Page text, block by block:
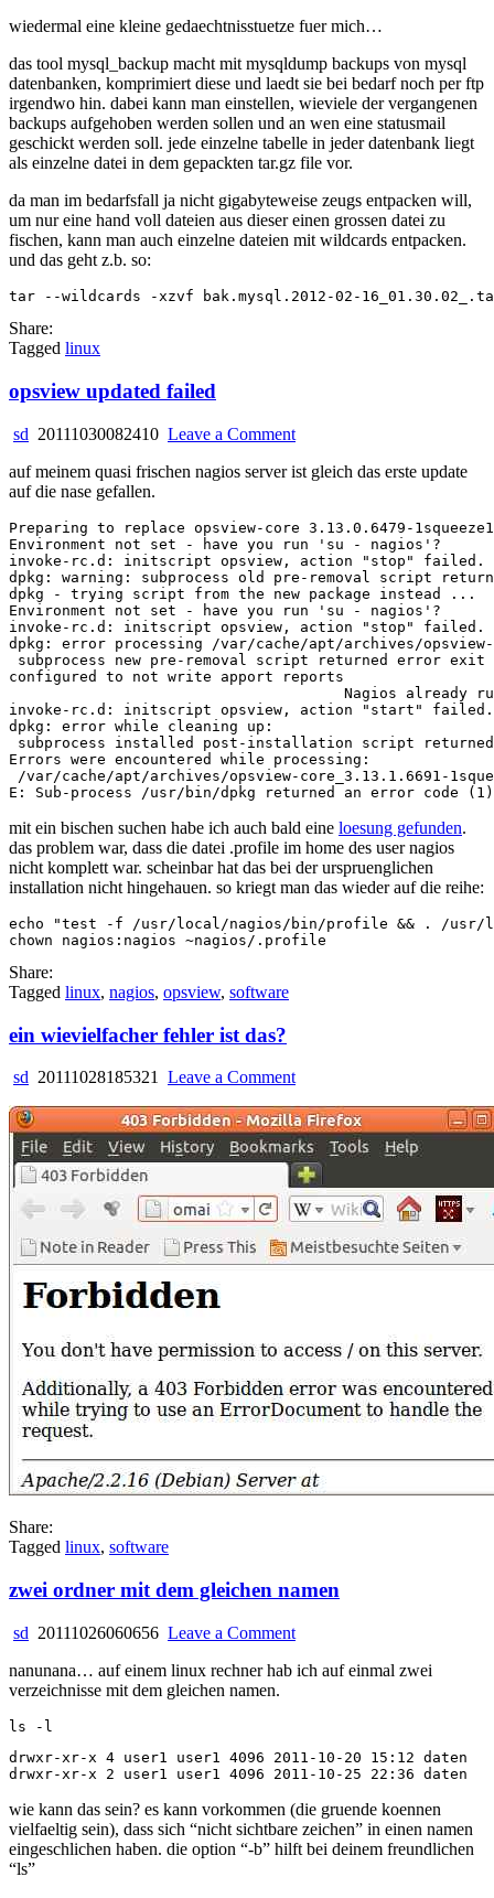
dateien
tar.gz
entpacken
wiedermal eine kleine gedaechtnisstuetze fuer mich…
das tool mysql_backup macht mit mysqldump backups von mysql
datenbanken, komprimiert diese und laedt sie bei bedarf noch per ftp
irgendwo hin. dabei kann man einstellen, wieviele der vergangenen
backups aufgehoben werden sollen und an wen eine statusmail
geschickt werden soll. jede einzelne tabelle in jeder datenbank liegt
als einzelne datei in dem gepackten tar.gz file vor.
da man im bedarfsfall ja nicht gigabyteweise zeugs entpacken will,
um nur eine hand voll dateien aus dieser einen grossen datei zu
fischen, kann man auch einzelne dateien mit wildcards entpacken.
und das geht z.b. so:
Share:
Tagged linux
opsview updated failed
sd 20111030082410 Leave a Commenton
updated
auf meinem quasi frischen nagios server ist gleich das erste update
auf die nase gefallen.
Preparing to replace opsview-core 3.13.0.6479-
Environment not set - have you run 'su - nagios'?
invoke-rc.d: initscript opsview, action "stop" failed.
dpkg: warning: subprocess old pre-removal script
dpkg - trying script from the new package instead ...
Environment not set - have you run 'su - nagios'?
invoke-rc.d: initscript opsview, action "stop" failed.
dpkg: error processing /var/cache/apt/archives/
subprocess new pre-removal script returned error exit
configured to not write apport reports
Nagios already
invoke-rc.d: initscript opsview, action "start" failed.
dpkg: error while cleaning up:
subprocess installed post-installation script
Errors were encountered while processing:
/var/cache/apt/archives/opsview-core_3.13.1.6691-
mit ein bischen suchen habe ich auch bald eine loesung gefunden.
das problem war, dass die datei .profile im home des user nagios
nicht komplett war. scheinbar hat das bei der urspruenglichen
installation nicht hingehauen. so kriegt man das wieder auf die reihe:
echo "test -f /usr/local/nagios/bin/profile && . /usr/
Share:
Tagged linux, nagios, opsview, software
ein wievielfacher fehler ist das?
sd 20111028185321 Leave a Commenton
wievielfacher
fehler
ist
das?
Share:
Tagged linux, software
zwei ordner mit dem gleichen namen
sd 20111026060656 Leave a Commenton
ordner
namen
nanunana… auf einem linux rechner hab ich auf einmal zwei
verzeichnisse mit dem gleichen namen.
drwxr-xr-x 4 user1 user1 4096 2011-10-20 15:12 daten
wie kann das sein? es kann vorkommen (die gruende koennen
vielfaeltig sein), dass sich “nicht sichtbare zeichen” in einen namen
eingeschlichen haben. die option “-b” hilft bei deinem freundlichen
“ls”